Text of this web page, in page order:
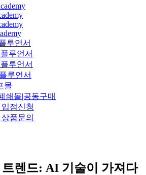
루언서
루언서
루언서
루언서
몰
쇄몰|공동구매
점신청
품문의
렌드: AI 기술이 가져다